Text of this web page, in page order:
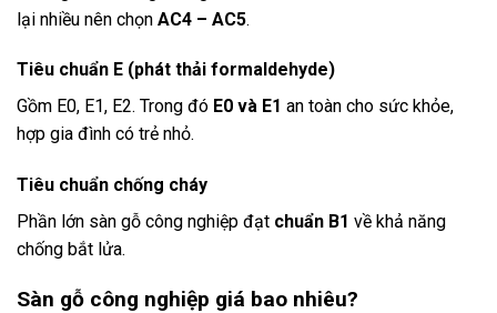
lại nhiều nên chọn AC4 – AC5.
Tiêu chuẩn E (phát thải formaldehyde)
Gồm E0, E1, E2. Trong đó E0 và E1 an toàn cho sức khỏe,
hợp gia đình có trẻ nhỏ.
Tiêu chuẩn chống cháy
Phần lớn sàn gỗ công nghiệp đạt chuẩn B1 về khả năng
chống bắt lửa.
Sàn gỗ công nghiệp giá bao nhiêu?